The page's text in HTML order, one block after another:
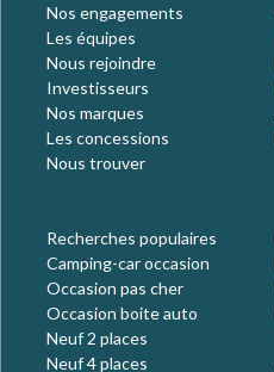
Nos engagements
Les équipes
Nous rejoindre
Investisseurs
Nos marques
Les concessions
Nous trouver
Recherches populaires
Camping-car occasion
Occasion pas cher
Occasion boite auto
Neuf 2 places
Neuf 4 places